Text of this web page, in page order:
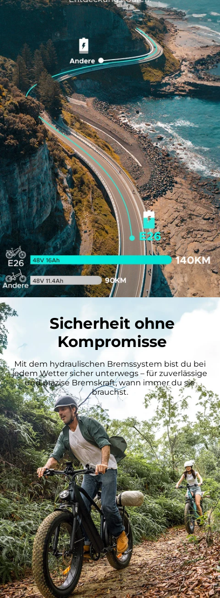
Sicherheit ohne
Kompromisse
Mit dem hydraulischen Bremssystem bist du bei
jedem Wetter sicher unterwegs – für zuverlässige
und präzise Bremskraft, wann immer du sie
brauchst.